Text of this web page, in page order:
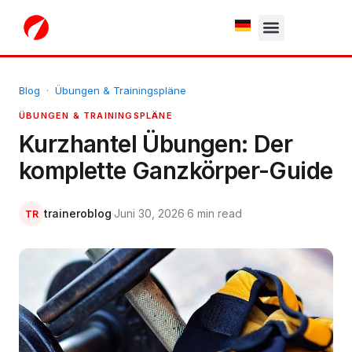
Blog · Übungen & Trainingspläne
ÜBUNGEN & TRAININGSPLÄNE
Kurzhantel Übungen: Der
komplette Ganzkörper-Guide
TR traineroblog·Juni 30, 2026·6 min read